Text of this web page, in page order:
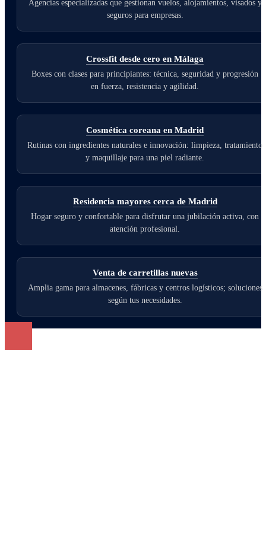
Agencias especializadas que gestionan vuelos, alojamientos, visados y
seguros para empresas.
Crossfit desde cero en Málaga
Boxes con clases para principiantes: técnica, seguridad y progresión
en fuerza, resistencia y agilidad.
Cosmética coreana en Madrid
Rutinas con ingredientes naturales e innovación: limpieza, tratamiento
y maquillaje para una piel radiante.
Residencia mayores cerca de Madrid
Hogar seguro y confortable para disfrutar una jubilación activa, con
atención profesional.
Venta de carretillas nuevas
Amplia gama para almacenes, fábricas y centros logísticos; soluciones
según tus necesidades.